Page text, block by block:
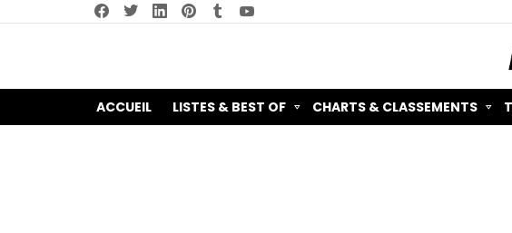
facebooktwitterlinkedin pinterest
ACCUEIL LISTES & BEST OF CHARTS & CLASSEMENTS